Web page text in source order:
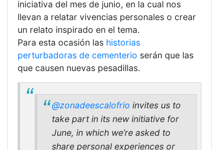
iniciativa del mes de junio, en la cual nos
llevan a relatar vivencias personales o crear
un relato inspirado en el tema.
Para esta ocasión las historias
perturbadoras de cementerio serán que las
que causen nuevas pesadillas.
@zonadeescalofrio invites us to
take part in its new initiative for
June, in which we’re asked to
share personal experiences or